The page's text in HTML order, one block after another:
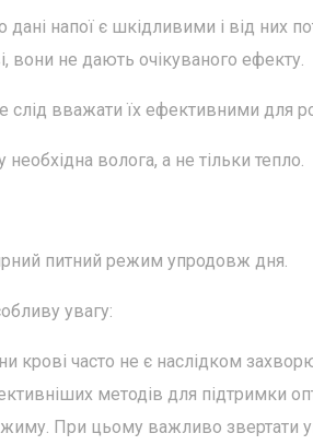
напої є шкідливими і від них
вони не дають очікуваного ефекту.
слід вважати їх ефективними для
волога, а не тільки тепло.
питний режим упродовж дня.
увагу:
крові часто не є наслідком
методів для підтримки
При цьому важливо звертати